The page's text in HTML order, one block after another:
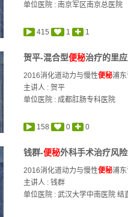
单位医院 : 南京军区南京总医院
415 1 1
贺平-混合型便秘治疗的里
2016消化道动力与慢性便秘浦
主讲人 :贺平
单位医院 : 成都肛肠专科医院
158 0 0
钱群-便秘外科手术治疗风
2016消化道动力与慢性便秘浦
主讲人 :钱群
单位医院 : 武汉大学中南医院 结